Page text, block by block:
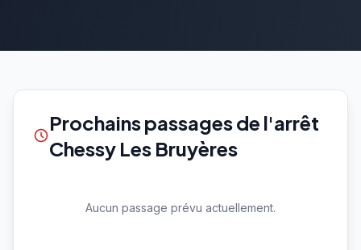
Prochains passages de l'arrêt
Chessy Les Bruyères
Aucun passage prévu actuellement.